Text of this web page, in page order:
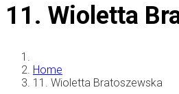
11. Wioletta
Home
11. Wioletta Bratoszewska